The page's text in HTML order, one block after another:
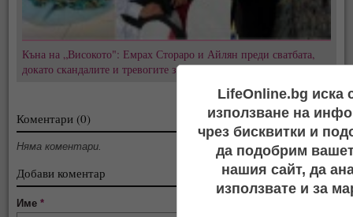
Къна на „Високото": Емрах Стораро и Айлян преди сватбата,
докато скандалите и тревогите за Тони не стихват
Коментари (0)
Няма коментари.
Добави коментар
Име*
LifeOnline.bg иска
използване на
чрез бисквитки и
да подобрим
нашия сайт, да
използвате и за